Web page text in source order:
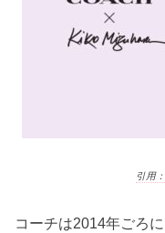
引用：
コーチは2014年ごろに